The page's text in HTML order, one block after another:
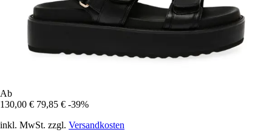
Ab
130,00 € 79,85 € -39%
inkl. MwSt. zzgl. Versandkosten